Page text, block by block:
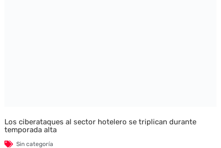
Los ciberataques al sector hotelero se triplican durante
temporada alta
Sin categoría